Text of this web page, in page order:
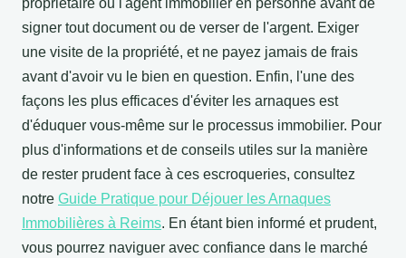
propriétaire ou l'agent immobilier en personne avant de
signer tout document ou de verser de l'argent. Exiger
une visite de la propriété, et ne payez jamais de frais
avant d'avoir vu le bien en question. Enfin, l'une des
façons les plus efficaces d'éviter les arnaques est
d'éduquer vous-même sur le processus immobilier. Pour
plus d'informations et de conseils utiles sur la manière
de rester prudent face à ces escroqueries, consultez
notre Guide Pratique pour Déjouer les Arnaques
Immobilières à Reims. En étant bien informé et prudent,
vous pourrez naviguer avec confiance dans le marché